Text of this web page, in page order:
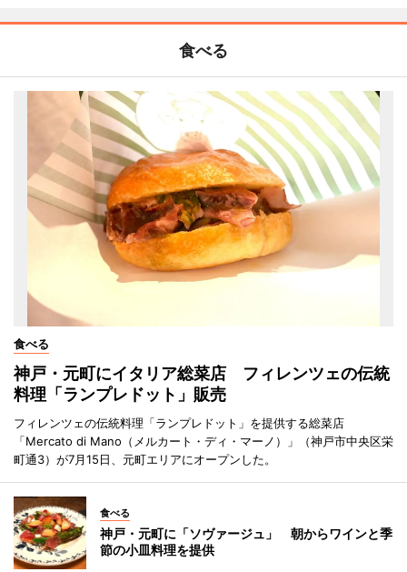
食べる
食べる
神戸・元町にイタリア総菜店 フィレンツェの伝統
料理「ランプレドット」販売
フィレンツェの伝統料理「ランプレドット」を提供する総菜店
「Mercato di Mano（メルカート・ディ・マーノ）」（神戸市中央区栄
町通3）が7月15日、元町エリアにオープンした。
食べる
神戸・元町に「ソヴァージュ」 朝からワインと季
節の小皿料理を提供